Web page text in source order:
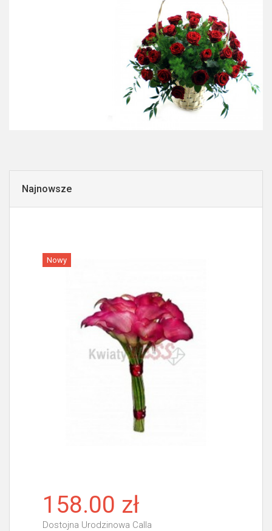
Najnowsze
Nowy
158.00 zł
Dostojna Urodzinowa Calla